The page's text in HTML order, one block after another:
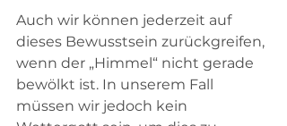
Auch wir können jederzeit auf
dieses Bewusstsein zurückgreifen,
wenn der „Himmel“ nicht gerade
bewölkt ist. In unserem Fall
müssen wir jedoch kein